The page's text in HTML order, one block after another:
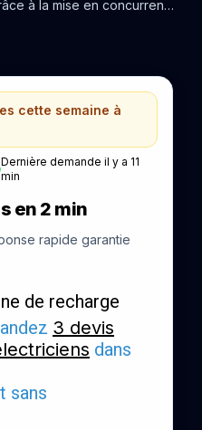
à la mise en concurrence
cette semaine à
Dernière demande il y a 11
min
en 2 min
rapide garantie
de recharge
3 devis
dans
sans